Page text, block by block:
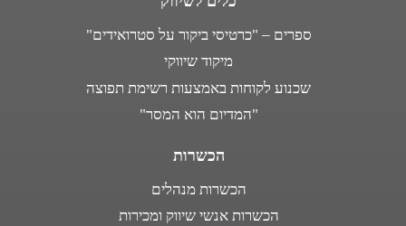
ספרים – "כרטיסי ביקור על סטרואידים"
מיקוד שיווקי
שכנוע לקוחות באמצעות רשימת תפוצה
"המדיום הוא המסר"
הכשרות
הכשרות מנהלים
הכשרות אנשי שיווק ומכירות